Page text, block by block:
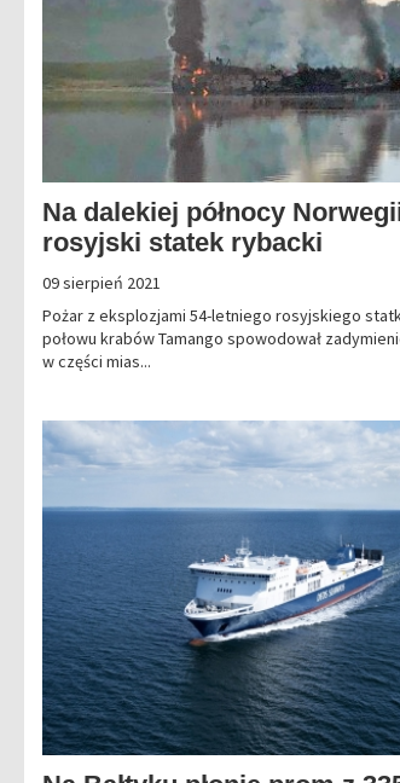
Na dalekiej północy
rosyjski statek rybacki
09 sierpień 2021
Pożar z eksplozjami 54-letniego rosyjskiego
połowu krabów Tamango spowodował
w części mias...